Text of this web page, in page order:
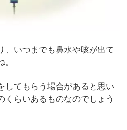
、いつまでも鼻水や咳が出て
してもらう場合があると思い
くらいあるものなのでしょう